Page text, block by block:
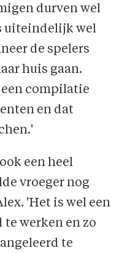
durven wel
uiteindelijk wel
de spelers
huis gaan.
compilatie
en dat
een heel
vroeger nog
'Het is wel een
werken en zo
te